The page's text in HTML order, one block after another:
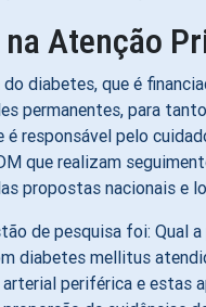
Atenção
diabetes, que é
permanentes, para
é responsável pelo
que realizam
propostas nacionais e
de pesquisa foi: Qual
diabetes mellitus
periférica e estas